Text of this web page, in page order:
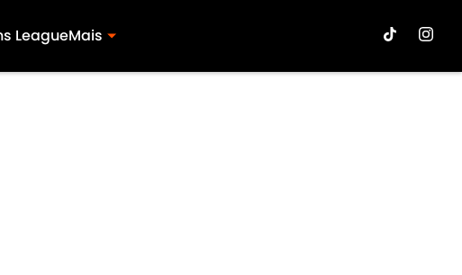
LeagueMais